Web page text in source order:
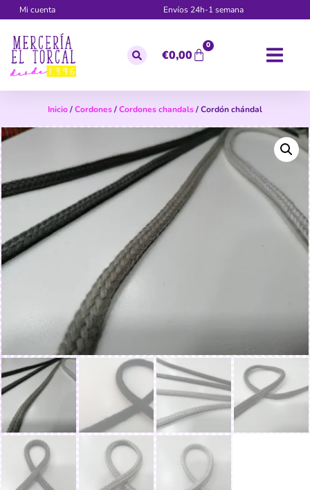
Mi cuenta Envíos 24h-1 semana
€0,00
0
Inicio/Cordones/Cordones chandals/ Cordón chándal